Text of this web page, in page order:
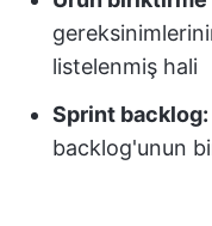
listelenmiş hali
Sprint backlog:
backlog'unun